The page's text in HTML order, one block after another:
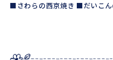
■さわらの西京焼き ■だいこ